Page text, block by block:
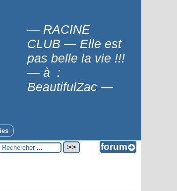
— RACINE
CLUB — Elle est
pas belle la vie !!!
— à :
BeautifulZac —